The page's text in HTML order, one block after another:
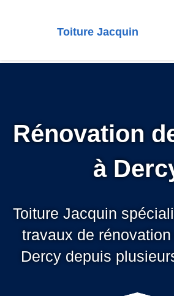
Toiture Jacquin
Rénovation
à
Toiture Jacquin
travaux de
Dercy depuis